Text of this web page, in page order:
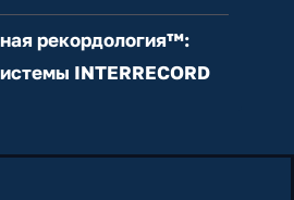
рекордология™:
INTERRECORD